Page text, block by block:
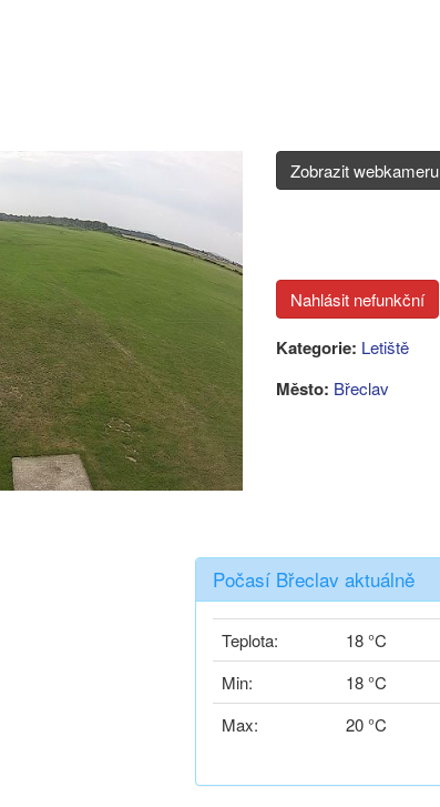
Zobrazit webkameru
Kategorie: Letiště
Město: Břeclav
Počasí Břeclav aktuálně
Teplota: 18 °C
Min:
18 °C
Max:
20 °C